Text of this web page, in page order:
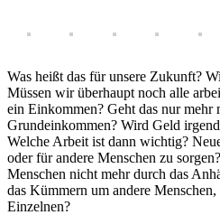
Was heißt das für unsere Zukunft?
Müssen wir überhaupt noch alle
ein Einkommen? Geht das nur mehr
Grundeinkommen? Wird Geld
Welche Arbeit ist dann wichtig?
oder für andere Menschen zu
Menschen nicht mehr durch das
das Kümmern um andere
Einzelnen?